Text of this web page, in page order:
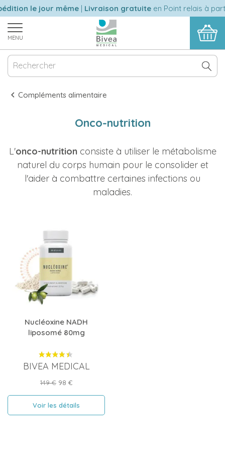
le jour même| Livraison gratuiteen Point relais à
MENU
Compléments alimentaire
Onco-nutrition
L'onco-nutrition consiste à utiliser le métabolisme
naturel du corps humain pour le consolider et
l'aider à combattre certaines infections ou
maladies.
Nucléoxine NADH
liposomé 80mg
BIVEA MEDICAL
Prix
base
149 € Prix
98 €
Voir les détails